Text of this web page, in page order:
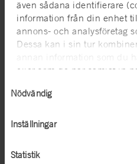
även sådana identifierare
information från din enhet
annons- och analysföretag
Dessa kan i sin tur
annan information som du
eller som de har samlat in
Nödvändig
Inställningar
Statistik
Den 4 mars öppnar
Challenging the Deep på